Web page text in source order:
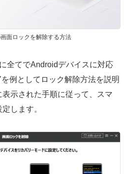
面ロックを解除する方法
全てでAndroidデバイスに対応
例としてロック解除方法を説明
示された手順に従って、スマ
します。